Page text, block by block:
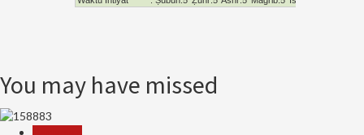
You may have missed